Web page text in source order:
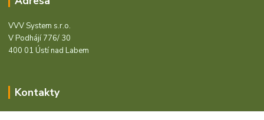
VVV System s.r.o.
V Podhájí 776/ 30
400 01 Ústí nad Labem
Kontakty